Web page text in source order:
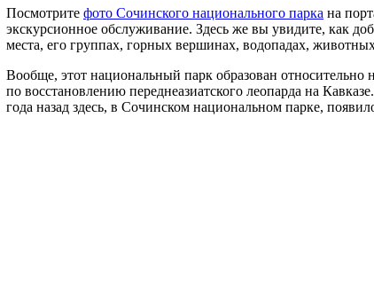
Посмотрите фото Сочинского национального парка на
экскурсионное обслуживание. Здесь же вы увидите, как
места, его группах, горных вершинах, водопадах,
Вообще, этот национальный парк образован
по восстановлению переднеазиатского леопарда на
года назад здесь, в Сочинском национальном парке,